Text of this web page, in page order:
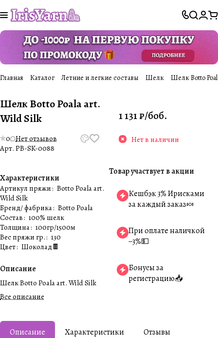
Главная Каталог Летние и легкие составы Шелк Шелк Botto
Шелк Botto Poala art.
Wild Silk
0 Нет отзывов
Арт. PB-SK-0088
Характеристики
Артикул пряжи: Botto Poala art.
Wild Silk
Бренд/ фабрика: Botto Poala
Состав: 100% шелк
Толщина: 100гр/1500м
Вес пряжи гр.: 130
Цвет: Шоколад🍫
Описание
Шелк Botto Poala art. Wild Silk
Все описание
1 131 ₽/боб.
Нет в наличии
Товар участвует в акции
Кешбэк 3% Ирисками
за каждый заказ🍬
При оплате наличкой
−3%💵
Бонусы за
регистрацию📥
Описание Характеристики Отзывы